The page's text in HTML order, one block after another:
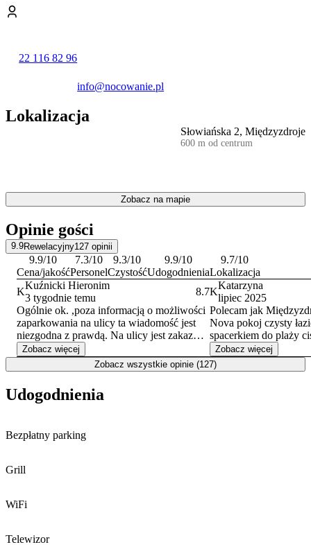
22 116 82 96
info@nocowanie.pl
Lokalizacja
Słowiańska 2, Międzyzdroje
600 m od centrum
Zobacz na mapie
Opinie gości
9.9Rewelacyjny127 opinii
9.9/10
Cena/jakość
7.3/10
Personel
9.3/10
Czystość
9.9/10
Udogodnienia
9.7/10
Lokalizacja
K
Kuźnicki Hieronim
3 tygodnie temu
8.7
Ogólnie ok. ,poza informacją o możliwości
zaparkowania na ulicy ta wiadomość jest
niezgodna z prawdą. Na ulicy jest zakaz
więc nie uczciwa jest informacja w
ogłoszeniu o możliwości parkowania na tej
ulicy .
auta ,kilka ulic dalej, to nie jest w porządku.
Zobacz więcej
K
Katarzyna
lipiec 2025
Polecam jak
Nova pokoj czysty
spacerkiem do plaży
właściciele
każdemu z całego
pewno wrócimy nie
Zobacz więcej
Zobacz wszystkie opinie (127)
Udogodnienia
Bezpłatny parking
Grill
WiFi
Telewizor